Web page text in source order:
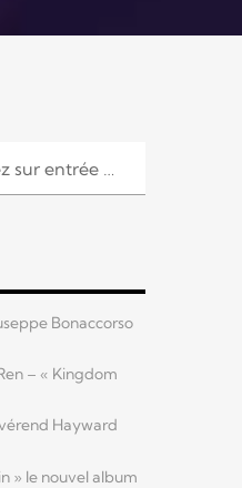
Bonaccorso
– « Kingdom
Hayward
» le nouvel album